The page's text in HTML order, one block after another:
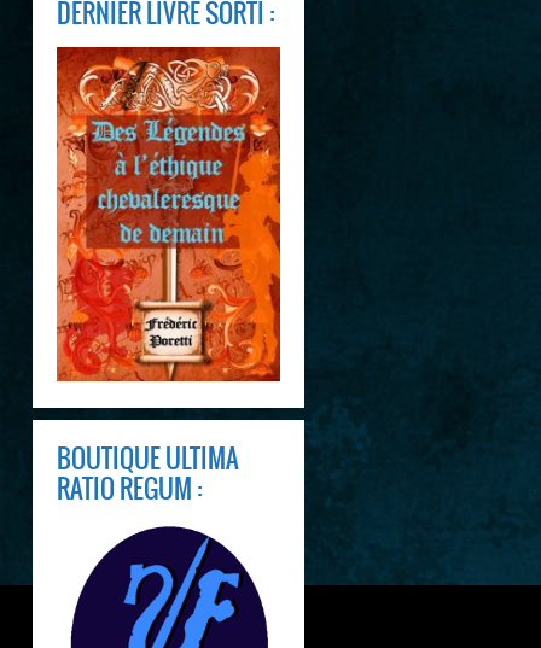
DERNIER LIVRE SORTI :
BOUTIQUE ULTIMA
RATIO REGUM :